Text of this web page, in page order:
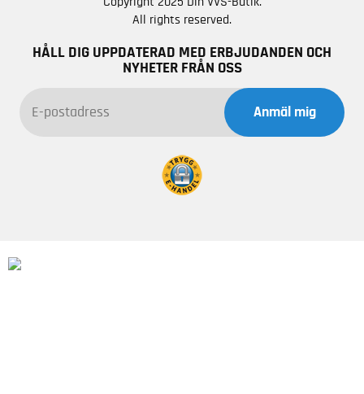
All rights reserved.
HÅLL DIG UPPDATERAD MED ERBJUDANDEN OCH
NYHETER FRÅN OSS
Anmäl mig